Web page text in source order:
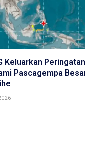
Keluarkan Peringatan
Pascagempa